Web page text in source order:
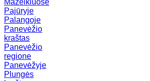
Pajūryje
Palangoje
Panevėžio
kraštas
Panevėžio
regione
Panevėžyje
Plungės